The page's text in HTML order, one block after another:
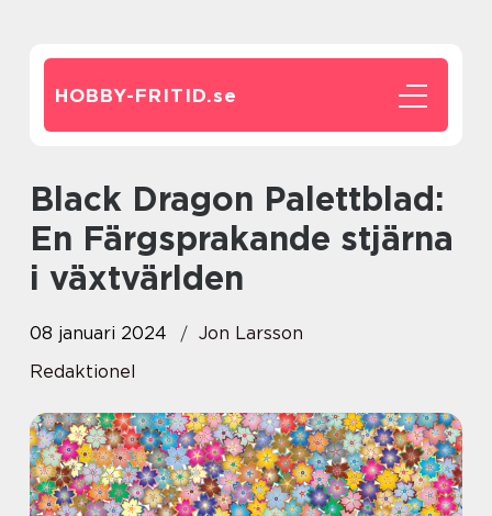
HOBBY-FRITID.se
Black Dragon Palettblad:
En Färgsprakande stjärna
i växtvärlden
08 januari 2024
Jon Larsson
Redaktionel